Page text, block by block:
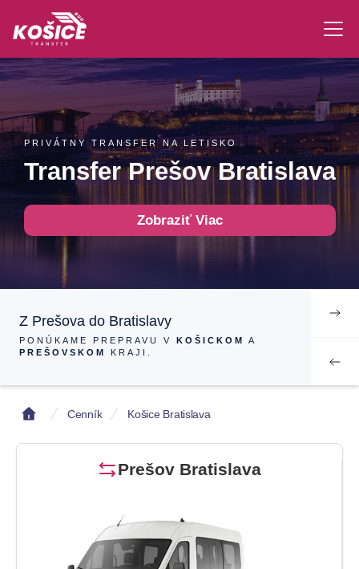
PRIVÁTNY TRANSFER NA LETISKO
Transfer Prešov Bratislava
Zobraziť Viac
Z Prešova do Bratislavy
PONÚKAME PREPRAVU V KOŠICKOM
A
PREŠOVSKOM
KRAJI.
Cenník Košice Bratislava
Prešov Bratislava